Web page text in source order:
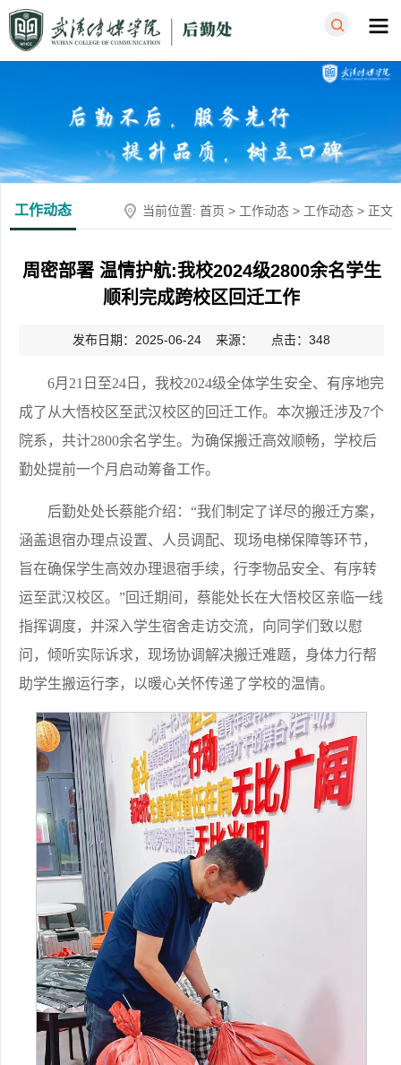
工作动态 当前位置: 首页 > 工作动态 > 工作动态 > 正文
周密部署 温情护航:我校2024级2800余名学生
顺利完成跨校区回迁工作
发布日期：2025-06-24 来源： 点击： 348
6月21日至24日，我校2024级全体学生安全、有序地完
成了从大悟校区至武汉校区的回迁工作。本次搬迁涉及7个
院系，共计2800余名学生。为确保搬迁高效顺畅，学校后
勤处提前一个月启动筹备工作。
后勤处处长蔡能介绍：“我们制定了详尽的搬迁方案，
涵盖退宿办理点设置、人员调配、现场电梯保障等环节，
旨在确保学生高效办理退宿手续，行李物品安全、有序转
运至武汉校区。”回迁期间，蔡能处长在大悟校区亲临一线
指挥调度，并深入学生宿舍走访交流，向同学们致以慰
问，倾听实际诉求，现场协调解决搬迁难题，身体力行帮
助学生搬运行李，以暖心关怀传递了学校的温情。